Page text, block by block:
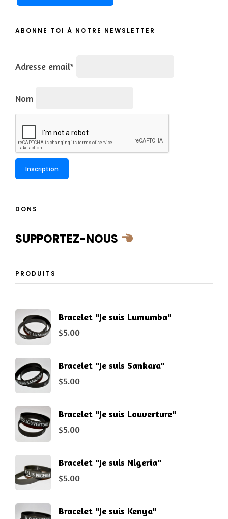
ABONNE TOI À NOTRE NEWSLETTER
Adresse email*
Nom
DONS
SUPPORTEZ-NOUS
PRODUITS
Bracelet "Je suis Lumumba"
$5.00
Bracelet "Je suis Sankara"
$5.00
Bracelet "Je suis Louverture"
$5.00
Bracelet "Je suis Nigeria"
$5.00
Bracelet "Je suis Kenya"